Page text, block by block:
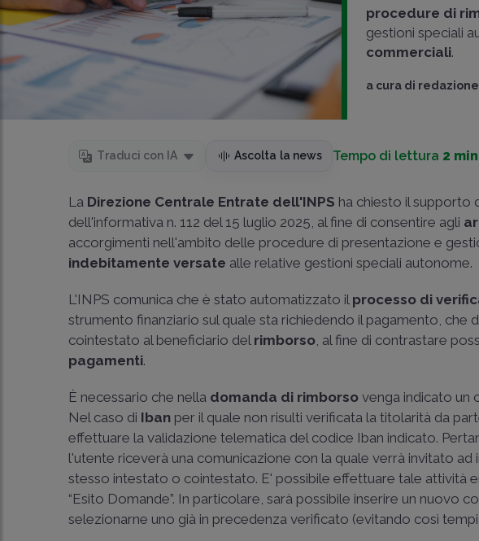
procedure di
gestioni speciali
commerciali.
a cura di
Traduci con IA Ascolta la news Tempo di lettura 2
La Direzione Centrale Entrate dell'INPS ha chiesto il supporto
dell'informativa n. 112 del 15 luglio 2025, al fine di consentire agli
accorgimenti nell'ambito delle procedure di presentazione e
indebitamente versate alle relative gestioni speciali autonome.
L'INPS comunica che è stato automatizzato il processo di
strumento finanziario sul quale sta richiedendo il pagamento, che
cointestato al beneficiario del rimborso, al fine di contrastare
pagamenti.
È necessario che nella domanda di rimborso venga indicato un
Nel caso di Iban per il quale non risulti verificata la titolarità da
effettuare la validazione telematica del codice Iban indicato.
l'utente riceverà una comunicazione con la quale verrà invitato
stesso intestato o cointestato. E' possibile effettuare tale attività
“Esito Domande”. In particolare, sarà possibile inserire un nuovo
selezionarne uno già in precedenza verificato (evitando così